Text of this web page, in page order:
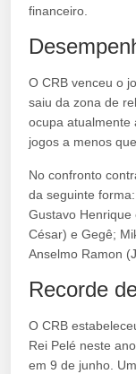
financeiro.
O CRB venceu o
saiu da zona de
ocupa atualmente
jogos a menos
No confronto
da seguinte
Gustavo
César) e Gegê;
Anselmo Ramon
Recorde
O CRB
Rei Pelé neste
em 9 de junho.